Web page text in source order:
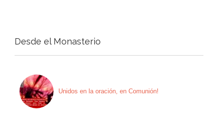
Desde el Monasterio
Unidos en la oración, en Comunión!